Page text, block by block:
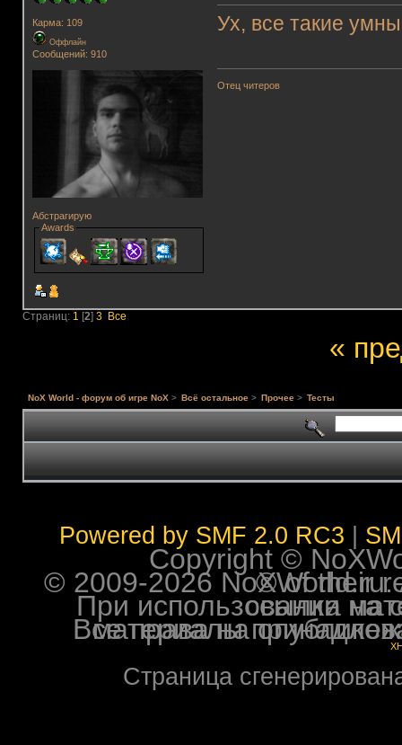
Карма: 109
Оффлайн
Сообщений: 910
Абстрагирую
Awards
Ух, все такие
Отец читеров
Страниц: 1 [2] 3 Все
«
NoX World - форум об игре NoX > Всё остальное > Прочее > Тесты
Powered by SMF 2.0 RC3
Copyright ©
© 2009-2026 NoXWorld.ru. All
При использовании
Все права на опубликованные на форуме
Страница